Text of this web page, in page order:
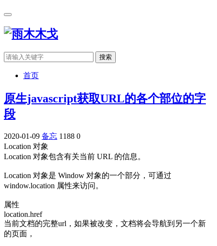
搜索
首页
原生javascript获取URL的各个部位的字
段
2020-01-09 备忘 1188 0
Location 对象
Location 对象包含有关当前 URL 的信息。
Location 对象是 Window 对象的一个部分，可通过
window.location 属性来访问。
属性
location.href
当前文档的完整url，如果被改变，文档将会导航到另一个新
的页面，